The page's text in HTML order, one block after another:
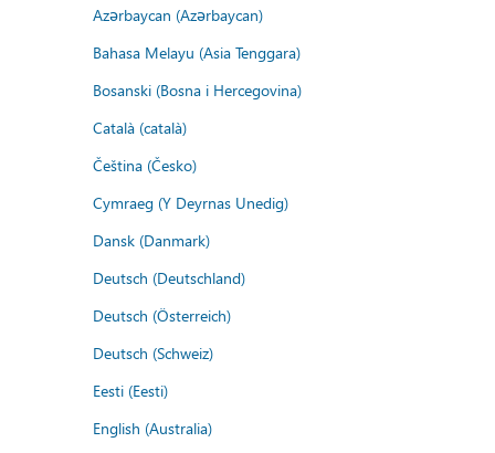
Azərbaycan (Azərbaycan)
Bahasa Melayu (Asia Tenggara)
Bosanski (Bosna i Hercegovina)
Català (català)
Čeština (Česko)
Cymraeg (Y Deyrnas Unedig)
Dansk (Danmark)
Deutsch (Deutschland)
Deutsch (Österreich)
Deutsch (Schweiz)
Eesti (Eesti)
English (Australia)